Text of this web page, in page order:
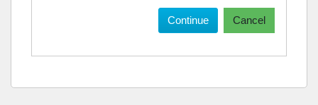
Continue Cancel